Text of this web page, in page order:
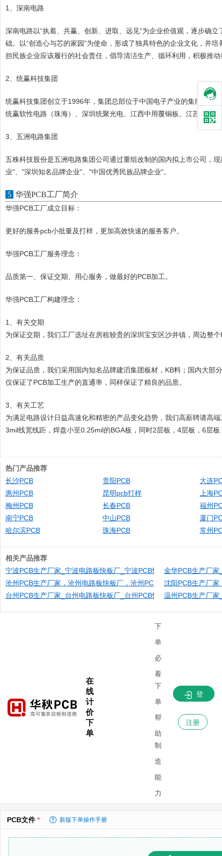
1、深南电路
深南电路以“执着、共赢、创新、进取、远见”为企业价值观，逐步确
础。以“创造心与芯的家园”为使命，形成了独具特色的企业文化，并
担民族企业应该履行的社会责任，倡导清洁生产、循环利用，积极推
2、统赢科技集团
统赢科技集团创立于1996年，集团总部位于中国电子产业的集散地—
统赢软性电路（珠海）、深圳统聚光电、江西中用覆铜板、江苏统赢
3、五洲电路集团
五株科技股份是五洲电路集团公司通过重组改制的国内拟上市公司，
业"、"深圳知名品牌企业"、"中国优秀民族品牌企业"。
5 华强PCB工厂简介
华强PCB工厂成立目标：
更好的服务pcb小批量及打样，更加高效快速的服务客户。
华强PCB工厂服务理念：
品质第一、保证交期、用心服务，做最好的PCB加工。
华强PCB工厂构建理念：
1、有关交期
为保证交期，我们工厂选址在房租较贵的深圳宝安区沙井镇，周边整
2、有关品质
为保证品质，我们采用国内知名品牌建滔集团板材，KB料；国内大
仅保证了PCB加工生产的直通率，同样保证了精良的品质。
3、有关工艺
为满足电路设计日益高速化和精密的产品变化趋势，我们高薪聘请高
3mil线宽线距，焊盘小至0.25mil的BGA板，同时2层板，4层板，6层
热门产品推荐
长沙PCB
惠州PCB
梅州PCB
南宁PCB
哈尔滨PCB
贵阳PCB
昆明pcb打样
长春PCB
中山PCB
珠海PCB
大连
上海
福州
厦门
常州
相关产品推荐
宁波PCB生产厂家_宁波电路板快板厂_宁波PCB快速打样_宁波PCB报
沧州PCB生产厂家，沧州电路板快板厂，沧州PCB快速打样，沧州
台州PCB生产厂家_台州电路板快板厂_台州PCB快速打样_台州PCB报
金华PCB生产厂
沈阳PCB生产厂
温州PCB生产厂